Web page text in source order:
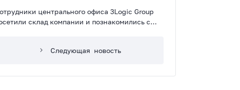
центрального офиса 3Logic Group
склад компании и познакомились с
Следующая новость